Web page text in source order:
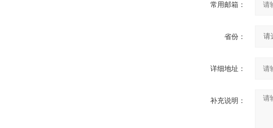
常用邮箱：
省份：
详细地址：
补充说明：